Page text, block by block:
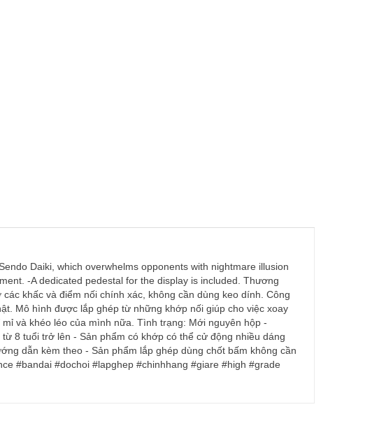
Daiki, which overwhelms opponents with nightmare illusion
-A dedicated pedestal for the display is included. Thương
khấc và điểm nối chính xác, không cần dùng keo dính. Công
Mô hình được lắp ghép từ những khớp nối giúp cho việc xoay
và khéo léo của mình nữa. Tình trạng: Mới nguyên hộp -
8 tuổi trở lên - Sản phẩm có khớp có thể cử động nhiều dáng
dẫn kèm theo - Sản phẩm lắp ghép dùng chốt bấm không cần
#bandai #dochoi #lapghep #chinhhang #giare #high #grade